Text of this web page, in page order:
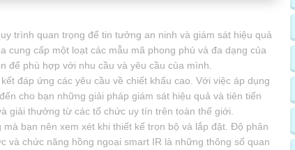
trình quan trọng để tin tưởng an ninh và giám sát hiệu quả
cung cấp một loạt các mẫu mã phong phú và đa dạng của
để phù hợp với nhu cầu và yêu cầu của mình.
đáp ứng các yêu cầu về chiết khấu cao. Với việc áp dụng
cho bạn những giải pháp giám sát hiệu quả và tiên tiến
giải thưởng từ các tổ chức uy tín trên toàn thế giới.
bạn nên xem xét khi thiết kế trọn bộ và lắp đặt. Độ phân
chức năng hồng ngoại smart IR là những thông số quan